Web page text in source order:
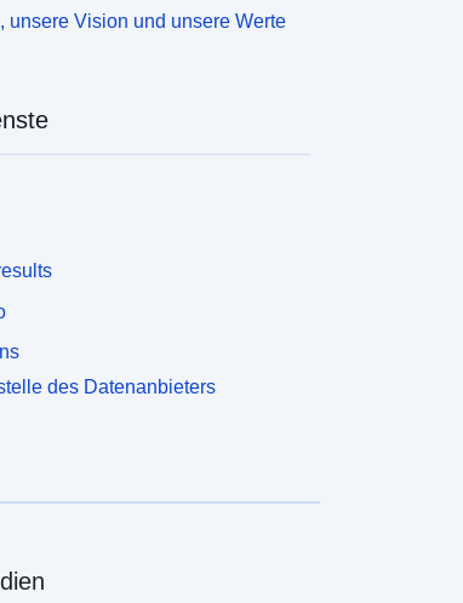
unsere Vision und unsere Werte
des Datenanbieters